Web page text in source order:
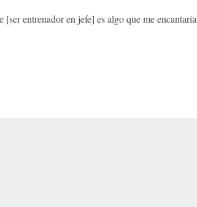
entrenador en jefe] es algo que me encantaría